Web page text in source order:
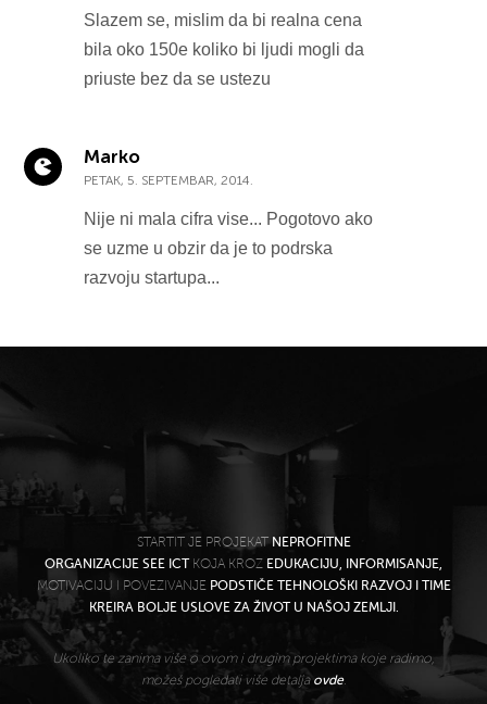
Slazem se, mislim da bi realna cena
bila oko 150e koliko bi ljudi mogli da
priuste bez da se ustezu
Marko
PETAK, 5. SEPTEMBAR, 2014.
Nije ni mala cifra vise... Pogotovo ako
se uzme u obzir da je to podrska
razvoju startupa...
STARTIT JE PROJEKATNEPROFITNE
ORGANIZACIJE SEE ICTKOJA KROZ EDUKACIJU, INFORMISANJE,
MOTIVACIJU I POVEZIVANJE PODSTIČE TEHNOLOŠKI RAZVOJ I TIME
KREIRA BOLJE USLOVE ZA ŽIVOT U NAŠOJ ZEMLJI.
Ukoliko te zanima više o ovom i drugim projektima koje radimo,
možeš pogledati više detalja ovde.